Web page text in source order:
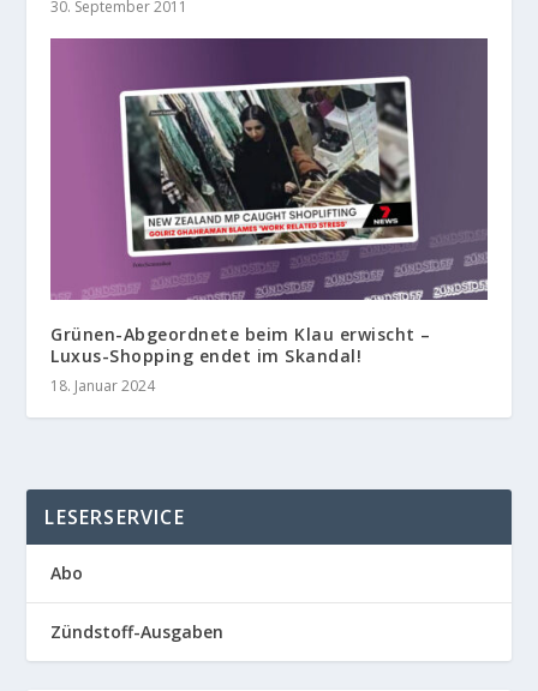
30. September 2011
Grünen-Abgeordnete beim Klau erwischt –
Luxus-Shopping endet im Skandal!
18. Januar 2024
LESERSERVICE
Abo
Zündstoff-Ausgaben